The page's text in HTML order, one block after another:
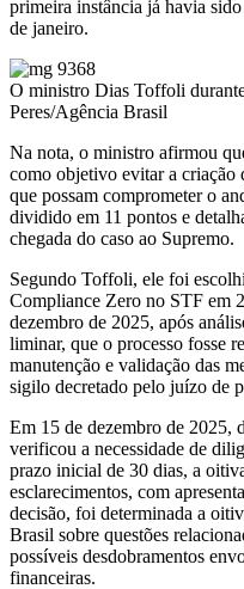
primeira instância já havia
de janeiro.
O ministro Dias Toffoli
Peres/Agência Brasil
Na nota, o ministro afirmou
como objetivo evitar a criação
que possam comprometer o
dividido em 11 pontos e
chegada do caso ao Supremo.
Segundo Toffoli, ele foi
Compliance Zero no STF em
dezembro de 2025, após
liminar, que o processo fosse
manutenção e validação das
sigilo decretado pelo juízo de
Em 15 de dezembro de 2025,
verificou a necessidade de
prazo inicial de 30 dias, a
esclarecimentos, com
decisão, foi determinada a
Brasil sobre questões
possíveis desdobramentos
financeiras.